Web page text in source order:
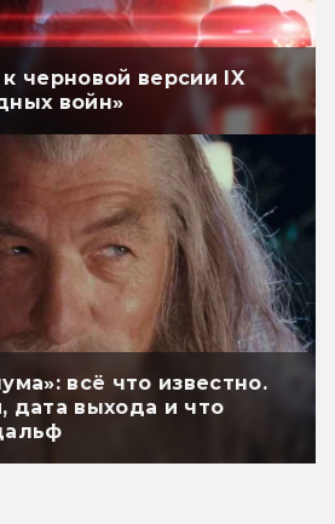
черновой версии IX
войн»
всё что известно.
дата выхода и что